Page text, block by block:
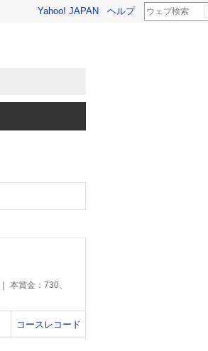
Yahoo! JAPAN ヘルプ
本賞金：730、
コースレコード